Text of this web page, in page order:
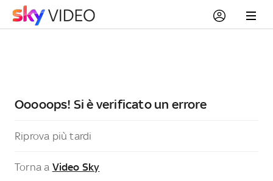
Ooooops! Si è verificato un errore
Riprova più tardi
Torna a Video Sky